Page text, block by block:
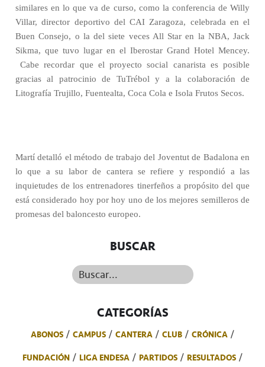
similares en lo que va de curso, como la conferencia de Willy
Villar, director deportivo del CAI Zaragoza, celebrada en el
Buen Consejo, o la del siete veces All Star en la NBA, Jack
Sikma, que tuvo lugar en el Iberostar Grand Hotel Mencey.
Cabe recordar que el proyecto social canarista es posible
gracias al patrocinio de TuTrébol y a la colaboración de
Litografía Trujillo, Fuentealta, Coca Cola e Isola Frutos Secos.
Martí detalló el método de trabajo del Joventut de Badalona en
lo que a su labor de cantera se refiere y respondió a las
inquietudes de los entrenadores tinerfeños a propósito del que
está considerado hoy por hoy uno de los mejores semilleros de
promesas del baloncesto europeo.
BUSCAR
Buscar...
CATEGORÍAS
ABONOS CAMPUS CANTERA CLUB
CRÓNICA
FUNDACIÓN
LIGA ENDESA PARTIDOS
RESULTADOS